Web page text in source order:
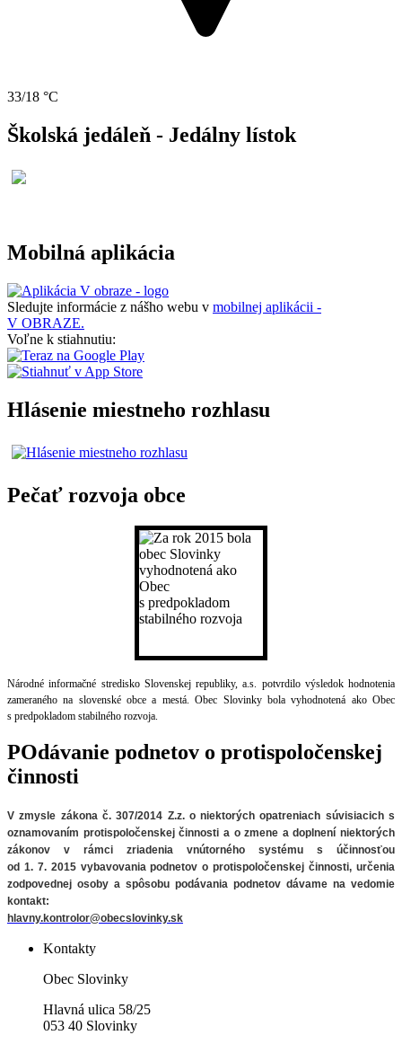
33/18 °C
Školská jedáleň - Jedálny lístok
Mobilná aplikácia
Sledujte informácie z nášho webu v mobilnej aplikácii -
V OBRAZE.
Voľne k stiahnutiu:
Hlásenie miestneho rozhlasu
Pečať rozvoja obce
Národné informačné stredisko Slovenskej republiky, a.s. potvrdilo výsledok hodnotenia
zameraného na slovenské obce a mestá. Obec Slovinky bola vyhodnotená ako Obec
s predpokladom stabilného rozvoja.
POdávanie podnetov o protispoločenskej
činnosti
V zmysle zákona č. 307/2014 Z.z. o niektorých opatreniach súvisiacich s
oznamovaním protispoločenskej činnosti a o zmene a doplnení niektorých
zákonov v rámci zriadenia vnútorného systému s účinnosťou
od 1. 7. 2015 vybavovania podnetov o protispoločenskej činnosti, určenia
zodpovednej osoby a spôsobu podávania podnetov dávame na vedomie
kontakt:
hlavny.kontrolor@obecslovinky.sk
Kontakty
Obec Slovinky
Hlavná ulica 58/25
053 40 Slovinky